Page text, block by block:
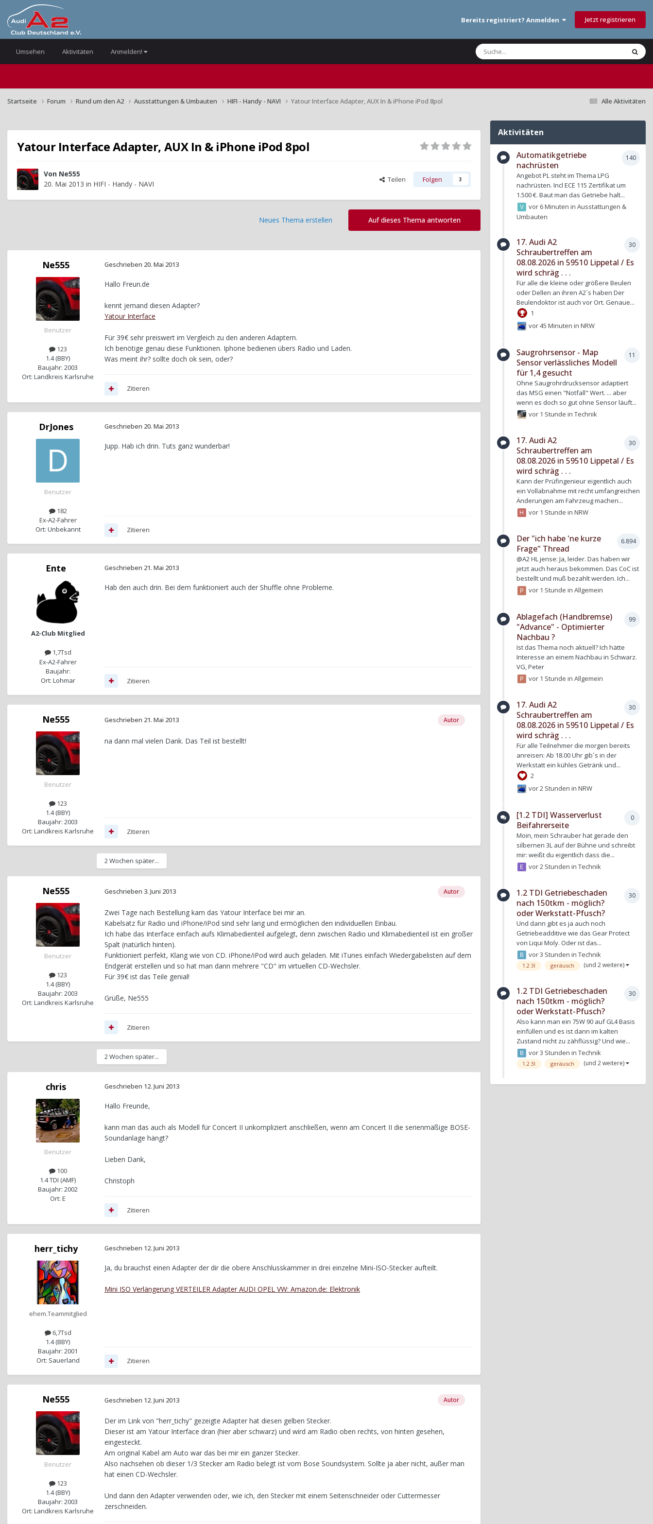
Bereits registriert? Anmelden Jetzt registrieren
Umsehen Aktivitäten Anmelden!
Alle Aktivitäten
Startseite Forum Rund um den A2 Ausstattungen & Umbauten HIFI - Handy - NAVI Yatour Interface Adapter, AUX In & iPhone iPod 8pol
Yatour Interface Adapter, AUX In & iPhone iPod 8pol
Von Ne555
20. Mai 2013 in HIFI - Handy - NAVI Teilen Folgen 3
Auf dieses Thema antworten
Neues Thema erstellen
Ne555
Benutzer
123
1.4 (BBY)
Baujahr: 2003
Ort: Landkreis Karlsruhe
Geschrieben 20. Mai 2013
Hallo Freun.de
kennt jemand diesen Adapter?
Yatour Interface
Für 39€ sehr preiswert im Vergleich zu den anderen Adaptern.
Ich benötige genau diese Funktionen. Iphone bedienen übers Radio und Laden.
Was meint ihr? sollte doch ok sein, oder?
Zitieren
DrJones
Benutzer
182
Ex-A2-Fahrer
Ort: Unbekannt
Geschrieben 20. Mai 2013
Jupp. Hab ich drin. Tuts ganz wunderbar!
Zitieren
Ente
A2-Club Mitglied
1,7Tsd
Ex-A2-Fahrer
Baujahr:
Ort: Lohmar
Geschrieben 21. Mai 2013
Hab den auch drin. Bei dem funktioniert auch der Shuffle ohne Probleme.
Zitieren
Ne555
Benutzer
123
1.4 (BBY)
Baujahr: 2003
Ort: Landkreis Karlsruhe
Autor
Geschrieben 21. Mai 2013
na dann mal vielen Dank. Das Teil ist bestellt!
Zitieren
2 Wochen später...
Ne555
Benutzer
123
1.4 (BBY)
Baujahr: 2003
Ort: Landkreis Karlsruhe
Autor
Geschrieben 3. Juni 2013
Zwei Tage nach Bestellung kam das Yatour Interface bei mir an.
Kabelsatz für Radio und iPhone/iPod sind sehr lang und ermöglichen den individuellen Einbau.
Ich habe das Interface einfach aufs Klimabedienteil aufgelegt, denn zwischen Radio und Klimabedienteil ist ein großer
Spalt (natürlich hinten).
Funktioniert perfekt, Klang wie von CD. iPhone/iPod wird auch geladen. Mit iTunes einfach Wiedergabelisten auf dem
Endgerät erstellen und so hat man dann mehrere "CD" im virtuellen CD-Wechsler.
Für 39€ ist das Teile genial!
Grüße, Ne555
Zitieren
2 Wochen später...
chris
Benutzer
100
1.4 TDI (AMF)
Baujahr: 2002
Ort: E
Geschrieben 12. Juni 2013
Hallo Freunde,
kann man das auch als Modell für Concert II unkompliziert anschließen, wenn am Concert II die serienmäßige BOSE-
Soundanlage hängt?
Lieben Dank,
Christoph
Zitieren
herr_tichy
ehem.Teammitglied
6,7Tsd
1.4 (BBY)
Baujahr: 2001
Ort: Sauerland
Geschrieben 12. Juni 2013
Ja, du brauchst einen Adapter der dir die obere Anschlusskammer in drei einzelne Mini-ISO-Stecker aufteilt.
Mini ISO Verlängerung VERTEILER Adapter AUDI OPEL VW: Amazon.de: Elektronik
Zitieren
Ne555
Benutzer
123
1.4 (BBY)
Baujahr: 2003
Ort: Landkreis Karlsruhe
Autor
Geschrieben 12. Juni 2013
Der im Link von "herr_tichy" gezeigte Adapter hat diesen gelben Stecker.
Dieser ist am Yatour Interface dran (hier aber schwarz) und wird am Radio oben rechts, von hinten gesehen,
eingesteckt.
Am original Kabel am Auto war das bei mir ein ganzer Stecker.
Also nachsehen ob dieser 1/3 Stecker am Radio belegt ist vom Bose Soundsystem. Sollte ja aber nicht, außer man
hat einen CD-Wechsler.
Und dann den Adapter verwenden oder, wie ich, den Stecker mit einem Seitenschneider oder Cuttermesser
zerschneiden.
Aktivitäten
140
Automatikgetriebe
nachrüsten
Angebot PL steht im Thema LPG
nachrüsten. Incl ECE 115 Zertifikat um
1.500 €. Baut man das Getriebe halt...
vor 6 MinuteninAusstattungen &
Umbauten
30
17. Audi A2
Schraubertreffen am
08.08.2026 in 59510 Lippetal / Es
wird schräg . . .
Für alle die kleine oder größere Beulen
oder Dellen an ihren A2`s haben Der
Beulendoktor ist auch vor Ort. Genaue...
1
vor 45 MinuteninNRW
11
Saugrohrsensor - Map
Sensor verlässliches Modell
für 1,4 gesucht
Ohne Saugrohrdrucksensor adaptiert
das MSG einen "Notfall" Wert. ... aber
wenn es doch so gut ohne Sensor läuft...
vor 1 Stunde inTechnik
30
17. Audi A2
Schraubertreffen am
08.08.2026 in 59510 Lippetal / Es
wird schräg . . .
Kann der Prüfingenieur eigentlich auch
ein Vollabnahme mit recht umfangreichen
Änderungen am Fahrzeug machen...
vor 1 Stunde inNRW
6.894
Der "ich habe 'ne kurze
Frage" Thread
@A2 HL jense: Ja, leider. Das haben wir
jetzt auch heraus bekommen. Das CoC ist
bestellt und muß bezahlt werden. Ich...
vor 1 Stunde inAllgemein
99
Ablagefach (Handbremse)
"Advance" - Optimierter
Nachbau ?
Ist das Thema noch aktuell? Ich hätte
Interesse an einem Nachbau in Schwarz.
VG, Peter
vor 1 Stunde inAllgemein
30
17. Audi A2
Schraubertreffen am
08.08.2026 in 59510 Lippetal / Es
wird schräg . . .
Für alle Teilnehmer die morgen bereits
anreisen: Ab 18.00 Uhr gib´s in der
Werkstatt ein kühles Getränk und...
2
vor 2 Stunden inNRW
0
[1.2 TDI] Wasserverlust
Beifahrerseite
Moin, mein Schrauber hat gerade den
silbernen 3L auf der Bühne und schreibt
mir: weißt du eigentlich dass die...
vor 2 Stunden inTechnik
30
1.2 TDI Getriebeschaden
nach 150tkm - möglich?
oder Werkstatt-Pfusch?
Und dann gibt es ja auch noch
Getriebeadditive wie das Gear Protect
von Liqui Moly. Oder ist das...
vor 3 Stunden inTechnik
1.2 3l geräusch (und 2 weitere)
30
1.2 TDI Getriebeschaden
nach 150tkm - möglich?
oder Werkstatt-Pfusch?
Also kann man ein 75W 90 auf GL4 Basis
einfüllen und es ist dann im kalten
Zustand nicht zu zähflüssig? Und wie...
vor 3 Stunden inTechnik
1.2 3l geräusch (und 2 weitere)